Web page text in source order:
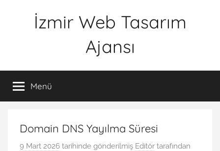
İzmir Web Tasarım
Ajansı
Menü
Domain DNS Yayılma Süresi
9 Mart 2026 tarihinde gönderilmiş Editör tarafından